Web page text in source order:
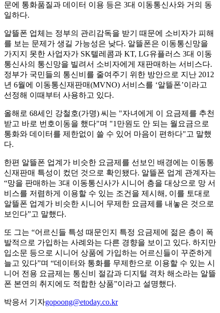
문에 통화품질과 데이터 이용 등은 3대 이동통신사와 거의 동
일하다.
알뜰폰 업체는 정부의 관리감독을 받기 때문에 소비자가 피해
를 보는 문제가 생길 가능성은 낮다. 알뜰폰은 이동통신망을
가지지 못한 사업자가 SK텔레콤과 KT, LG유플러스 3대 이동
통신사의 통신망을 빌려서 소비자에게 재판매하는 서비스다.
정부가 국민들의 통신비를 줄여주기 위한 방안으로 지난 2012
년 6월에 이동통신재판매(MVNO) 서비스를 ‘알뜰폰’이라고
선정해 이때부터 사용하고 있다.
올해로 68세인 강철호(가명) 씨는 "자녀에게 이 요금제를 추천
받고 바로 번호이동을 했다"며 "1만원도 안 되는 월요금으로
통화와 데이터를 제한없이 쓸 수 있어 마음이 편하다"고 말했
다.
한편 알뜰폰 업계가 비슷한 요금제를 선보인 배경에는 이동통
신재판매 특성이 컸던 것으로 확인됐다. 알뜰폰 업계 관계자는
“망을 판매하는 3대 이동통신사가 시니어 층을 대상으로 망 서
비스를 저렴하게 이용할 수 있는 조건을 제시해, 이를 토대로
알뜰폰 업계가 비슷한 시니어 무제한 요금제를 내놓은 것으로
보인다”고 말했다.
또 그는 “어르신들 특성 때문인지 특정 요금제에 젊은 층이 폭
발적으로 가입하는 사례와는 다른 경향을 보이고 있다. 하지만
입소문 등으로 시니어 상품에 가입하는 어르신들이 꾸준하게
늘고 있다”며 “데이터와 통화를 무제한으로 이용할 수 있는 시
니어 전용 요금제는 통신비 절감과 디지털 격차 해소라는 알뜰
폰 본연의 취지에도 적합한 상품”이라고 설명했다.
박응서 기자gopoong@etoday.co.kr